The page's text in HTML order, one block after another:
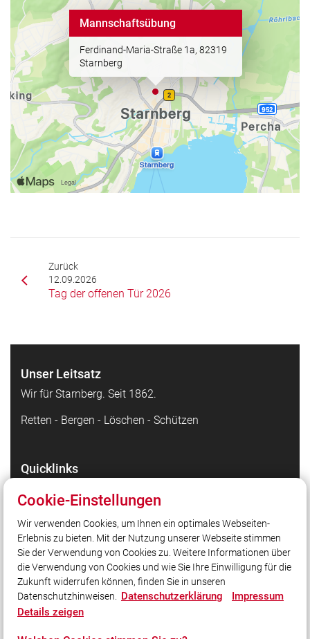
Mannschaftsübung
Ferdinand-Maria-Straße 1a, 82319
Starnberg
Zurück
12.09.2026
Tag der offenen Tür 2026
Unser Leitsatz
Wir für Starnberg. Seit 1862.
Retten - Bergen - Löschen - Schützen
Quicklinks
Instagram - Bilder unserer Arbeit
TikTok - Kurzvideos zu unserer Arbeit
Stadt Starnberg
Kreisfeuerwehrverband Starnberg
Social Media
Cookie-Einstellungen
Wir verwenden Cookies, um Ihnen ein optimales Webseiten-
Erlebnis zu bieten. Mit der Nutzung unserer Webseite stimmen
Sie der Verwendung von Cookies zu. Weitere Informationen über
die Verwendung von Cookies und wie Sie Ihre Einwilligung für die
Zukunft widerrufen können, finden Sie in unseren
Datenschutzhinweisen. Datenschutzerklärung
Impressum
Details zeigen